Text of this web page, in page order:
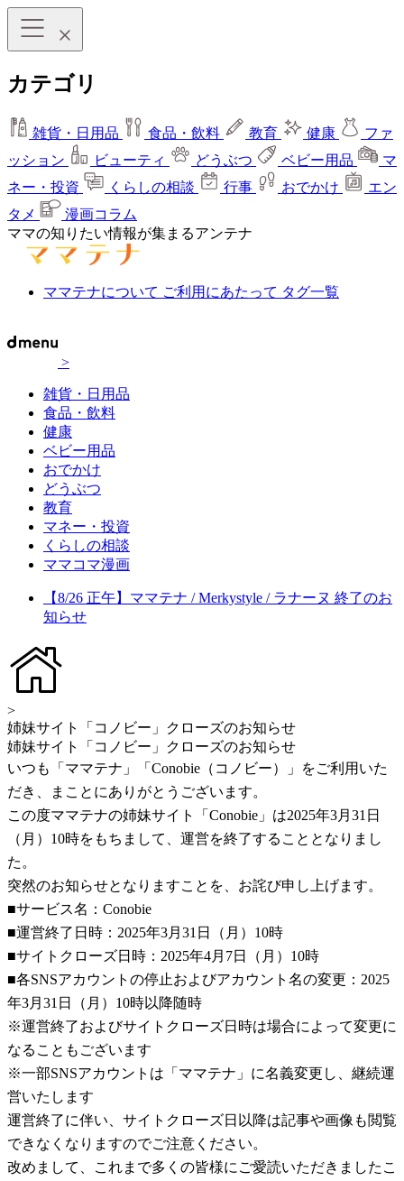
カテゴリ
雑貨・日用品 食品・飲料 教育 健康
ファ
ッション
ビューティ どうぶつ ベビー用品
マ
ネー・投資
くらしの相談 行事 おでかけ
エン
タメ
漫画コラム
ママの知りたい情報が集まるアンテナ
ママテナについて ご利用にあたって タグ一覧
>
雑貨・日用品
食品・飲料
健康
ベビー用品
おでかけ
どうぶつ
教育
マネー・投資
くらしの相談
ママコマ漫画
【8/26 正午】ママテナ / Merkystyle / ラナーヌ 終了のお
知らせ
>
姉妹サイト「コノビー」クローズのお知らせ
姉妹サイト「コノビー」クローズのお知らせ
いつも「ママテナ」「Conobie（コノビー）」をご利用いた
だき、まことにありがとうございます。
この度ママテナの姉妹サイト「Conobie」は2025年3月31日
（月）10時をもちまして、運営を終了することとなりまし
た。
突然のお知らせとなりますことを、お詫び申し上げます。
■サービス名：Conobie
■運営終了日時：2025年3月31日（月）10時
■サイトクローズ日時：2025年4月7日（月）10時
■各SNSアカウントの停止およびアカウント名の変更：2025
年3月31日（月）10時以降随時
※運営終了およびサイトクローズ日時は場合によって変更に
なることもございます
※一部SNSアカウントは「ママテナ」に名義変更し、継続運
営いたします
運営終了に伴い、サイトクローズ日以降は記事や画像も閲覧
できなくなりますのでご注意ください。
改めまして、これまで多くの皆様にご愛読いただきましたこ